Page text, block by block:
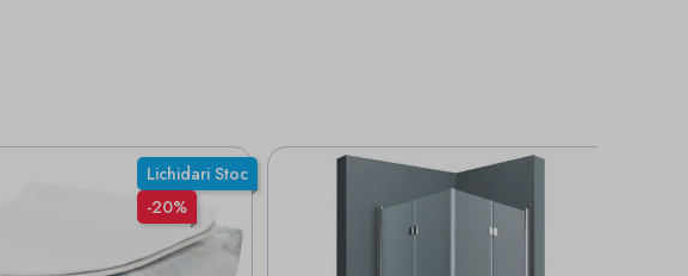
Lichidari Stoc
-20%